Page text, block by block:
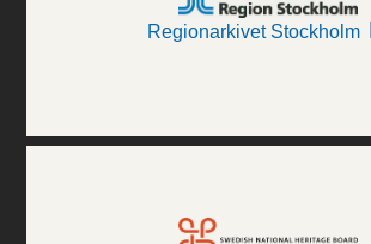
Regionarkivet Stockholm